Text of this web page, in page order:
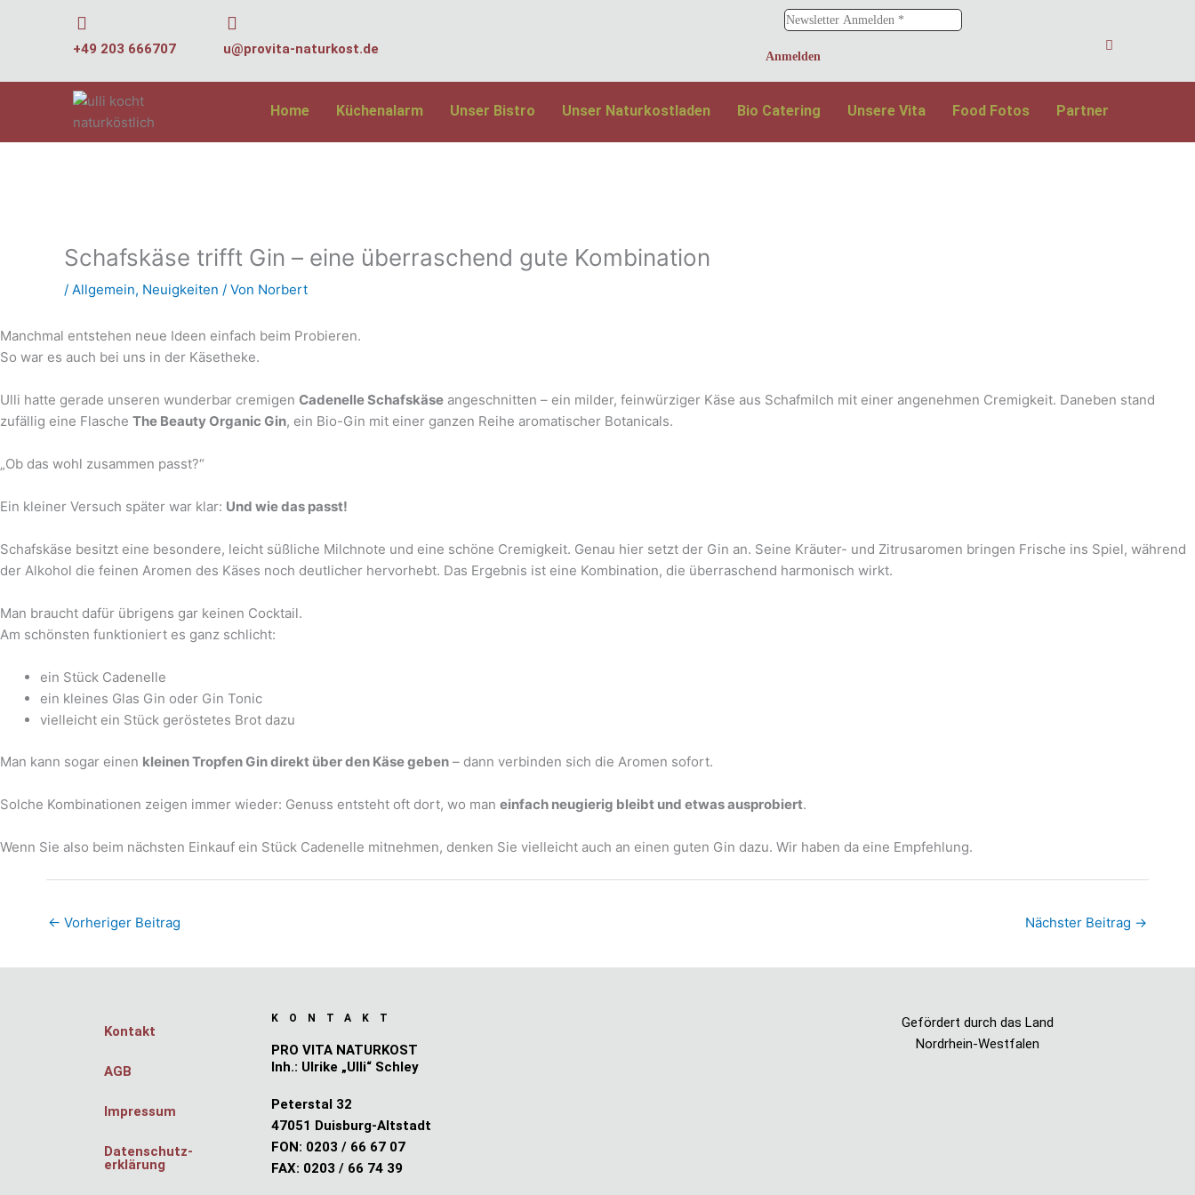
+49 203 666707 u@provita-naturkost.de
Home Küchenalarm Unser Bistro Unser Naturkostladen Bio Catering Unsere Vita Food Fotos Partner
Schafskäse trifft Gin – eine überraschend gute Kombination
/ Allgemein, Neuigkeiten / Von Norbert
Manchmal entstehen neue Ideen einfach beim Probieren.
So war es auch bei uns in der Käsetheke.
Ulli hatte gerade unseren wunderbar cremigen Cadenelle Schafskäse angeschnitten – ein milder, feinwürziger Käse aus Schafmilch mit einer angenehmen Cremigkeit. Daneben stand
zufällig eine Flasche The Beauty Organic Gin, ein Bio-Gin mit einer ganzen Reihe aromatischer Botanicals.
„Ob das wohl zusammen passt?“
Ein kleiner Versuch später war klar: Und wie das passt!
Schafskäse besitzt eine besondere, leicht süßliche Milchnote und eine schöne Cremigkeit. Genau hier setzt der Gin an. Seine Kräuter- und Zitrusaromen bringen Frische ins Spiel, während
der Alkohol die feinen Aromen des Käses noch deutlicher hervorhebt. Das Ergebnis ist eine Kombination, die überraschend harmonisch wirkt.
Man braucht dafür übrigens gar keinen Cocktail.
Am schönsten funktioniert es ganz schlicht:
ein Stück Cadenelle
ein kleines Glas Gin oder Gin Tonic
vielleicht ein Stück geröstetes Brot dazu
Man kann sogar einen kleinen Tropfen Gin direkt über den Käse geben – dann verbinden sich die Aromen sofort.
Solche Kombinationen zeigen immer wieder: Genuss entsteht oft dort, wo man einfach neugierig bleibt und etwas ausprobiert.
Wenn Sie also beim nächsten Einkauf ein Stück Cadenelle mitnehmen, denken Sie vielleicht auch an einen guten Gin dazu. Wir haben da eine Empfehlung.
← Vorheriger Beitrag Nächster Beitrag →
Kontakt
AGB
Impressum
Datenschutz­
erklärung
KONTAKT
PRO VITA NATURKOST
Inh.: Ulrike „Ulli“ Schley
Peterstal 32
47051 Duisburg-Altstadt
FON: 0203 / 66 67 07
FAX: 0203 / 66 74 39
Gefördert durch das Land
Nordrhein-Westfalen